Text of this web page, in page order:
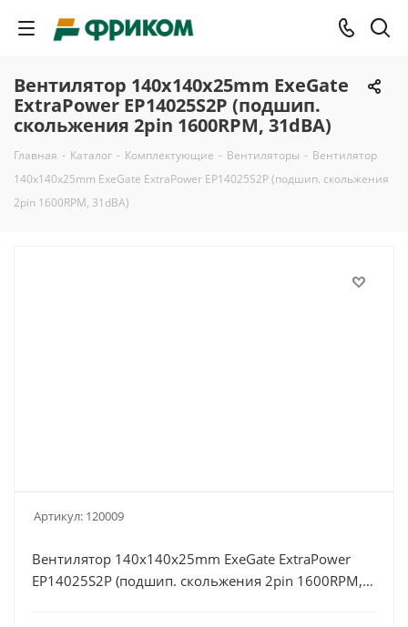
Вентилятор 140x140x25mm ExeGate
ExtraPower EP14025S2P (подшип.
скольжения 2pin 1600RPM, 31dBA)
Главная - Каталог - Комплектующие - Вентиляторы - Вентилятор
140x140x25mm ExeGate ExtraPower EP14025S2P (подшип. скольжения
2pin 1600RPM, 31dBA)
Артикул: 120009
Вентилятор 140x140x25mm ExeGate ExtraPower
EP14025S2P (подшип. скольжения 2pin 1600RPM,